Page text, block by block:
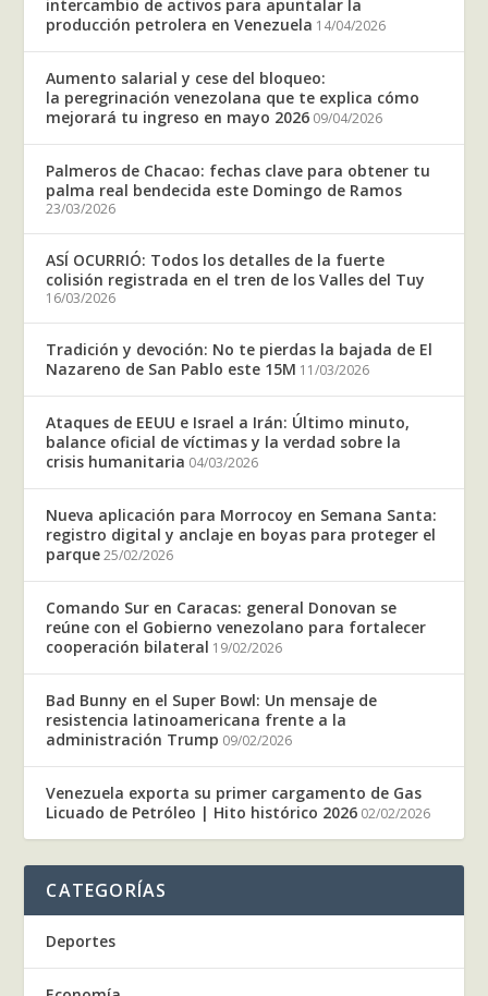
intercambio de activos para apuntalar la
producción petrolera en Venezuela 14/04/2026
Aumento salarial y cese del bloqueo:
la peregrinación venezolana que te explica cómo
mejorará tu ingreso en mayo 2026 09/04/2026
Palmeros de Chacao: fechas clave para obtener tu
palma real bendecida este Domingo de Ramos
23/03/2026
ASÍ OCURRIÓ: Todos los detalles de la fuerte
colisión registrada en el tren de los Valles del Tuy
16/03/2026
Tradición y devoción: No te pierdas la bajada de El
Nazareno de San Pablo este 15M 11/03/2026
Ataques de EEUU e Israel a Irán: Último minuto,
balance oficial de víctimas y la verdad sobre la
crisis humanitaria 04/03/2026
Nueva aplicación para Morrocoy en Semana Santa:
registro digital y anclaje en boyas para proteger el
parque 25/02/2026
Comando Sur en Caracas: general Donovan se
reúne con el Gobierno venezolano para fortalecer
cooperación bilateral 19/02/2026
Bad Bunny en el Super Bowl: Un mensaje de
resistencia latinoamericana frente a la
administración Trump 09/02/2026
Venezuela exporta su primer cargamento de Gas
Licuado de Petróleo | Hito histórico 2026 02/02/2026
CATEGORÍAS
Deportes